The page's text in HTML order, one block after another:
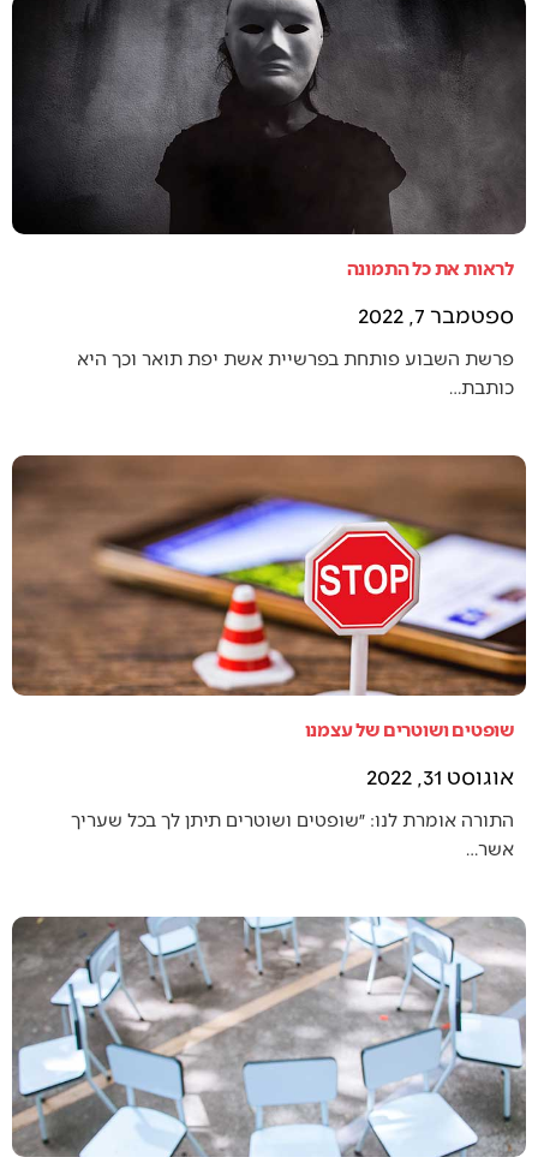
לראות את כל התמונה
ספטמבר 7, 2022
פרשת השבוע פותחת בפרשיית אשת יפת תואר וכך היא
כותבת…
שופטים ושוטרים של עצמנו
אוגוסט 31, 2022
התורה אומרת לנו: ״שופטים ושוטרים תיתן לך בכל שעריך
אשר…